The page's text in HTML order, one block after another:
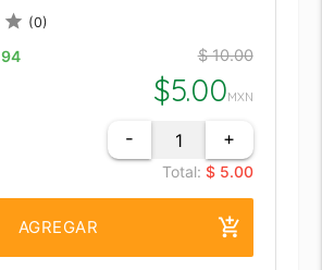
star (0)
94 $ 10.00
$5.00MXN
- +
Total: $ 5.00
AGREGAR add_shopping_cart